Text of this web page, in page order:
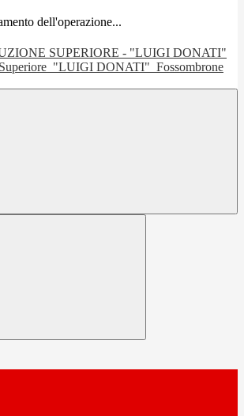
dell'operazione...
"LUIGI DONATI" Fossombrone